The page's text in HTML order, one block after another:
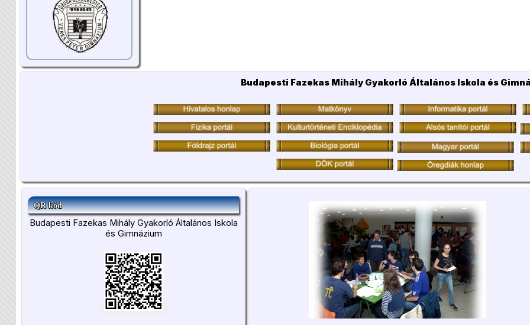
Budapesti Fazekas Mihály Gyakorló Általános Iskola és
QR kód
Budapesti Fazekas Mihály Gyakorló Általános Iskola
és Gimnázium